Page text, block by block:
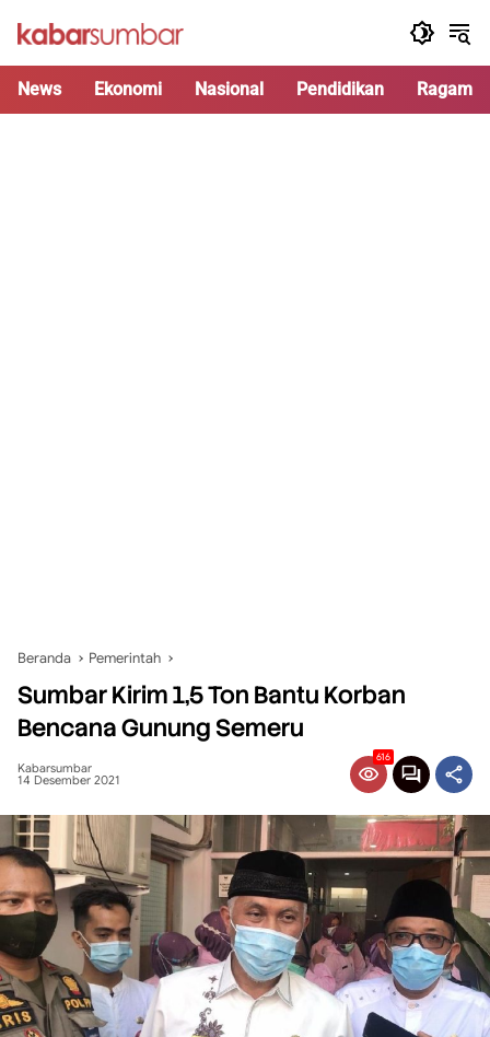
News Ekonomi Nasional Pendidikan Ragam
Beranda Pemerintah
Sumbar Kirim 1,5 Ton Bantu Korban
Bencana Gunung Semeru
Kabarsumbar
14 Desember 2021
616